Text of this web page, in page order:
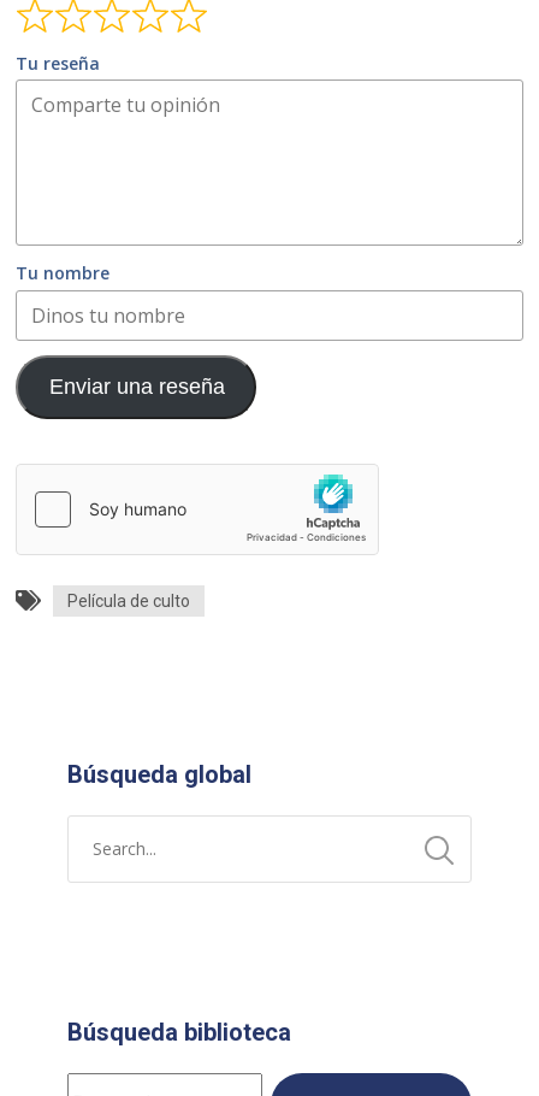
Tu reseña
Tu nombre
Enviar una reseña
Película de culto
Búsqueda global
Búsqueda biblioteca